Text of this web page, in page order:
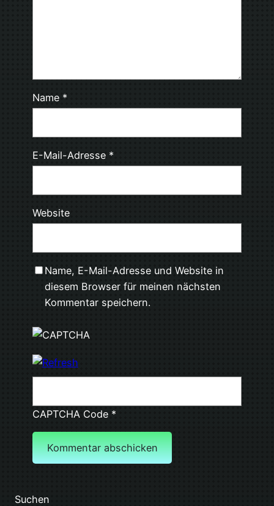
Name *
E-Mail-Adresse *
Website
Name, E-Mail-Adresse und Website in
diesem Browser für meinen nächsten
Kommentar speichern.
CAPTCHA Code*
Suchen